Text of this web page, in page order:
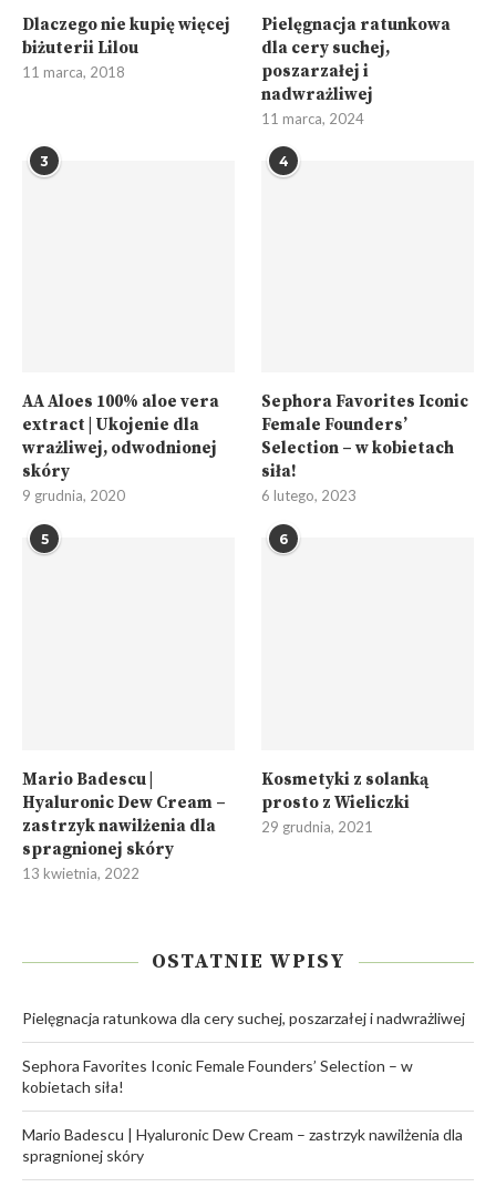
Dlaczego nie kupię więcej
biżuterii Lilou
11 marca, 2018
Pielęgnacja ratunkowa
dla cery suchej,
poszarzałej i
nadwrażliwej
11 marca, 2024
3
AA Aloes 100% aloe vera
extract | Ukojenie dla
wrażliwej, odwodnionej
skóry
9 grudnia, 2020
4
Sephora Favorites Iconic
Female Founders’
Selection – w kobietach
siła!
6 lutego, 2023
5
Mario Badescu |
Hyaluronic Dew Cream –
zastrzyk nawilżenia dla
spragnionej skóry
13 kwietnia, 2022
6
Kosmetyki z solanką
prosto z Wieliczki
29 grudnia, 2021
OSTATNIE WPISY
Pielęgnacja ratunkowa dla cery suchej, poszarzałej i nadwrażliwej
Sephora Favorites Iconic Female Founders’ Selection – w
kobietach siła!
Mario Badescu | Hyaluronic Dew Cream – zastrzyk nawilżenia dla
spragnionej skóry